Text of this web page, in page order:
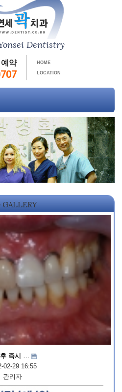
Dentistry
약 HOME
LOCATION
GALLERY
즉시
02-29 16:55
관리자